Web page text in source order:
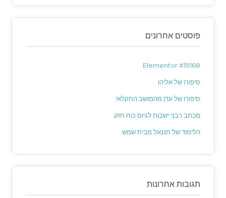
פוסטים אחרונים
Elementor #19168
סיפורו של אליהו
סיפורו של עדן מהמושב החקלאי
מכתב רבני ישבות לגיוס כוח חזק
הלימוד של חננאל מבית שמש
תגובות אחרונות